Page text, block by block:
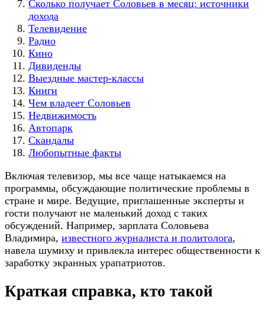
Сколько получает Соловьев в месяц: источники
дохода
Телевидение
Радио
Кино
Дивиденды
Выездные мастер-классы
Книги
Чем владеет Соловьев
Недвижимость
Автопарк
Скандалы
Любопытные факты
Включая телевизор, мы все чаще натыкаемся на
программы, обсуждающие политические проблемы в
стране и мире. Ведущие, приглашенные эксперты и
гости получают не маленький доход с таких
обсуждений. Например, зарплата Соловьева
Владимира, известного журналиста и политолога,
навела шумиху и привлекла интерес общественности к
заработку экранных урапатриотов.
Краткая справка, кто такой